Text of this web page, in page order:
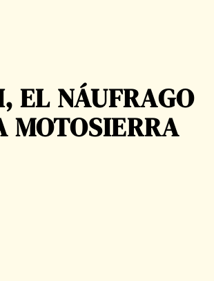
EL NÁUFRAGO
MOTOSIERRA